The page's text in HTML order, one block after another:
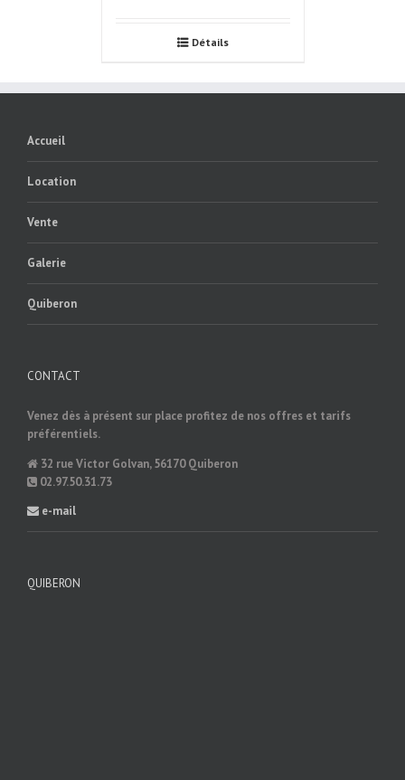
Détails
Accueil
Location
Vente
Galerie
Quiberon
CONTACT
Venez dès à présent sur place profitez de nos offres et tarifs
préférentiels.
32 rue Victor Golvan, 56170 Quiberon
02.97.50.31.73
e-mail
QUIBERON